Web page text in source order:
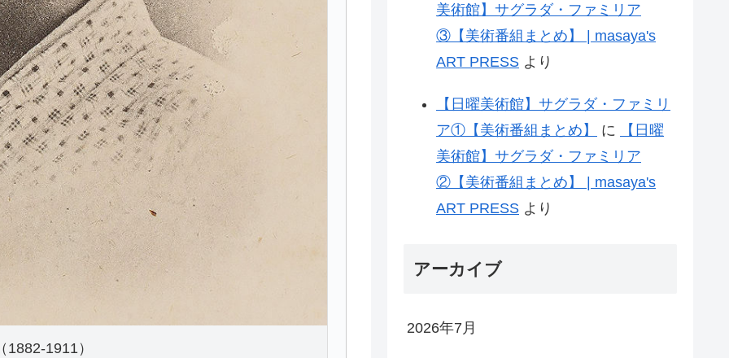
1882-1911）
美術館】サグラダ・ファミリア
③【美術番組まとめ】 | masaya's
ART PRESS より
【日曜美術館】サグラダ・ファミリ
ア①【美術番組まとめ】
に
【日曜
美術館】サグラダ・ファミリア
②【美術番組まとめ】 | masaya's
ART PRESS より
アーカイブ
2026年7月